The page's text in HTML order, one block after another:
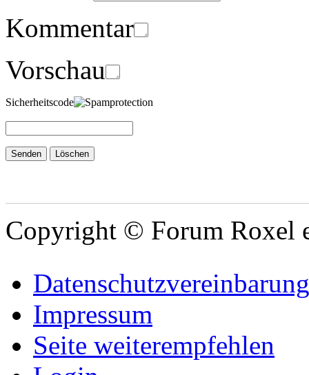
Kommentar
Vorschau
Sicherheitscode
Copyright © Forum Roxel
Datenschutzvereinbarung
Impressum
Seite weiterempfehlen